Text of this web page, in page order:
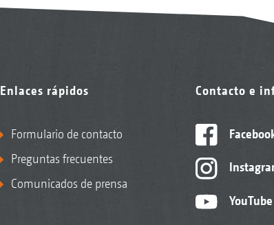
Enlaces rápidos
Formulario de contacto
Preguntas frecuentes
Comunicados de prensa
Contacto e
YouTube